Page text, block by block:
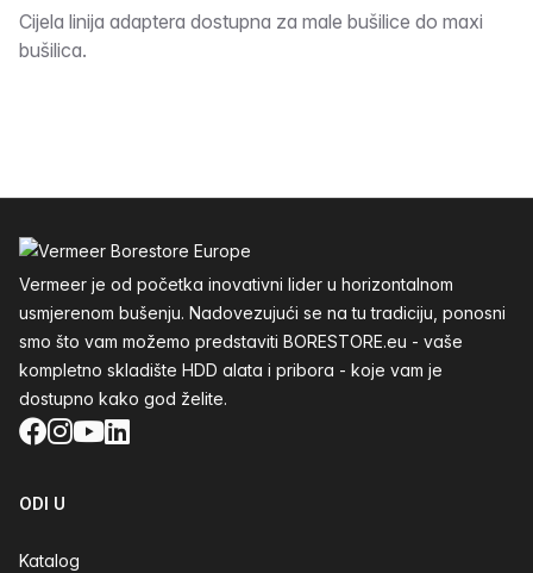
Opis
Cijela linija adaptera dostupna za male bušilice do maxi
bušilica.
Vermeer je od početka inovativni lider u horizontalnom
usmjerenom bušenju. Nadovezujući se na tu tradiciju, ponosni
smo što vam možemo predstaviti BORESTORE.eu - vaše
kompletno skladište HDD alata i pribora - koje vam je
dostupno kako god želite.
Facebook
Instagram
YouTube
LinkedIn
ODI U
Katalog